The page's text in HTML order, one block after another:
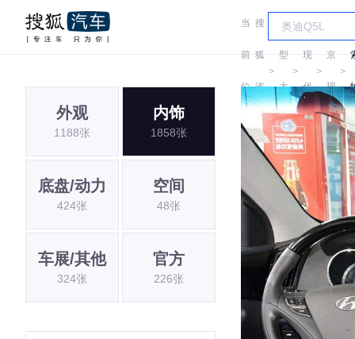
当
前
位
搜
狐
汽
＞
车
型
大
全
＞
现
代
＞
京
现
代
＞
外观
1188张
内饰
1858张
底盘/动力
424张
空间
48张
车展/其他
324张
官方
226张